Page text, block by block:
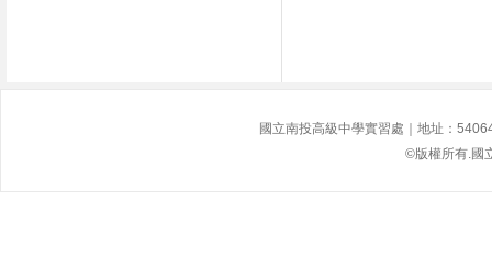
國立南投高級中學實習處｜地址：
©版權所有.國